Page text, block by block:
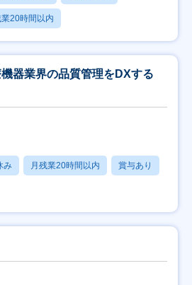
業20時間以内
機器業界の品質管理をDXする
み 月残業20時間以内 賞与あり